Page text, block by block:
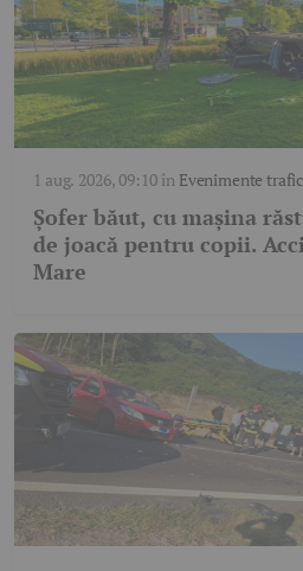
1 aug. 2026, 09:10în Evenimente trafic
Șofer băut, cu mașina
de joacă pentru copii.
Mare